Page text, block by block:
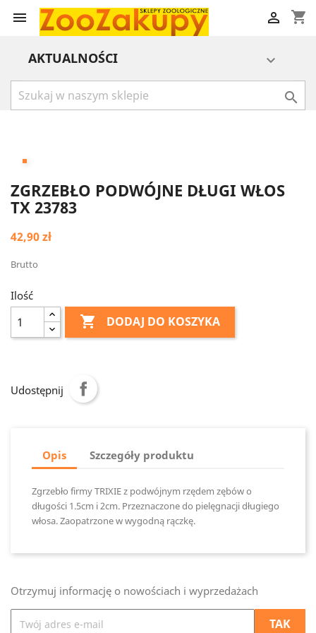
 shopping_cart

AKTUALNOŚCI 

ZGRZEBŁO PODWÓJNE DŁUGI WŁOS
TX 23783
42,90 zł
Brutto
Ilość
 DODAJ DO KOSZYKA
Udostępnij
Opis Szczegóły produktu
Zgrzebło firmy TRIXIE z podwójnym rzędem zębów o
długości 1.5cm i 2cm. Przeznaczone do pielęgnacji długiego
włosa. Zaopatrzone w wygodną rączkę.
Otrzymuj informację o nowościach i wyprzedażach